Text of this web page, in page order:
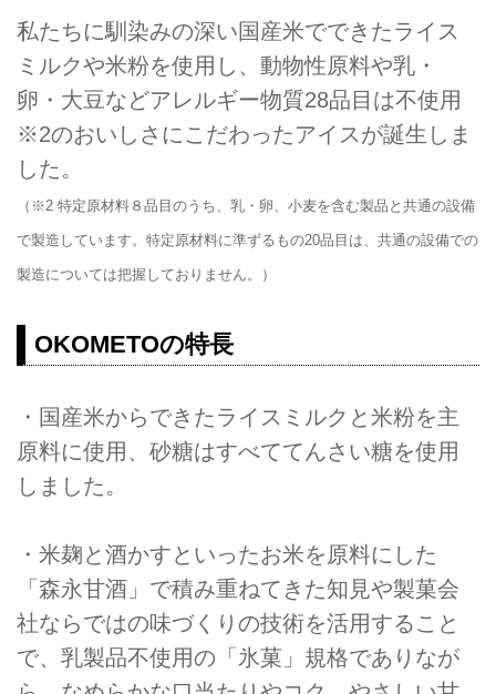
私たちに馴染みの深い国産米でできたライス
ミルクや米粉を使用し、動物性原料や乳・
卵・大豆などアレルギー物質28品目は不使用
※2のおいしさにこだわったアイスが誕生しま
した。
（※2 特定原材料８品目のうち、乳・卵、小麦を含む製品と共通の設備
で製造しています。特定原材料に準ずるもの20品目は、共通の設備での
製造については把握しておりません。）
OKOMETOの特長
・国産米からできたライスミルクと米粉を主
原料に使用、砂糖はすべててんさい糖を使用
しました。
・米麹と酒かすといったお米を原料にした
「森永甘酒」で積み重ねてきた知見や製菓会
社ならではの味づくりの技術を活用すること
で、乳製品不使用の「氷菓」規格でありなが